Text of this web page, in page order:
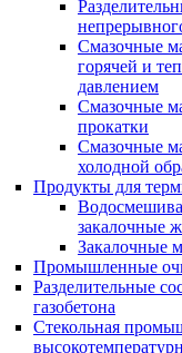
Смазочные
горячей и
давлением
Смазочные
прокатки
Смазочные
холодной
Продукты для
закалочные
Закалочные
Промышленные
Разделительные
газобетона
Стекольная